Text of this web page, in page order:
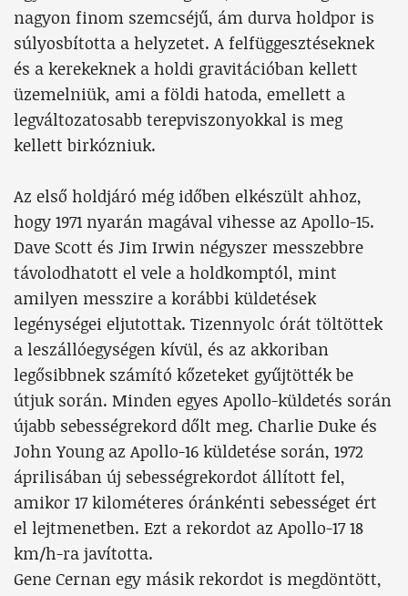
nagyon finom szemcséjű, ám durva holdpor is
súlyosbította a helyzetet. A felfüggesztéseknek
és a kerekeknek a holdi gravitációban kellett
üzemelniük, ami a földi hatoda, emellett a
legváltozatosabb terepviszonyokkal is meg
kellett birkózniuk.
Az első holdjáró még időben elkészült ahhoz,
hogy 1971 nyarán magával vihesse az Apollo-15.
Dave Scott és Jim Irwin négyszer messzebbre
távolodhatott el vele a holdkomptól, mint
amilyen messzire a korábbi küldetések
legénységei eljutottak. Tizennyolc órát töltöttek
a leszállóegységen kívül, és az akkoriban
legősibbnek számító kőzeteket gyűjtötték be
útjuk során. Minden egyes Apollo-küldetés során
újabb sebességrekord dőlt meg. Charlie Duke és
John Young az Apollo-16 küldetése során, 1972
áprilisában új sebességrekordot állított fel,
amikor 17 kilométeres óránkénti sebességet ért
el lejtmenetben. Ezt a rekordot az Apollo-17 18
km/h-ra javította.
Gene Cernan egy másik rekordot is megdöntött,